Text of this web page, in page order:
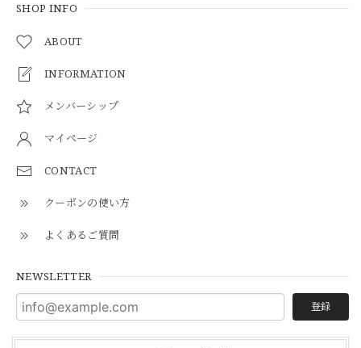
SHOP INFO
ABOUT
INFORMATION
メンバーシップ
マイページ
CONTACT
クーポンの使い方
よくあるご質問
NEWSLETTER
登録